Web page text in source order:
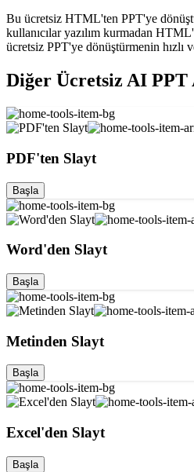
Bu ücretsiz HTML'ten PPT'ye
kullanıcılar yazılım kurmadan
ücretsiz PPT'ye dönüştürmenin
Diğer Ücretsiz AI PPT
PDF'ten Slayt
Başla
Word'den Slayt
Başla
Metinden Slayt
Başla
Excel'den Slayt
Başla